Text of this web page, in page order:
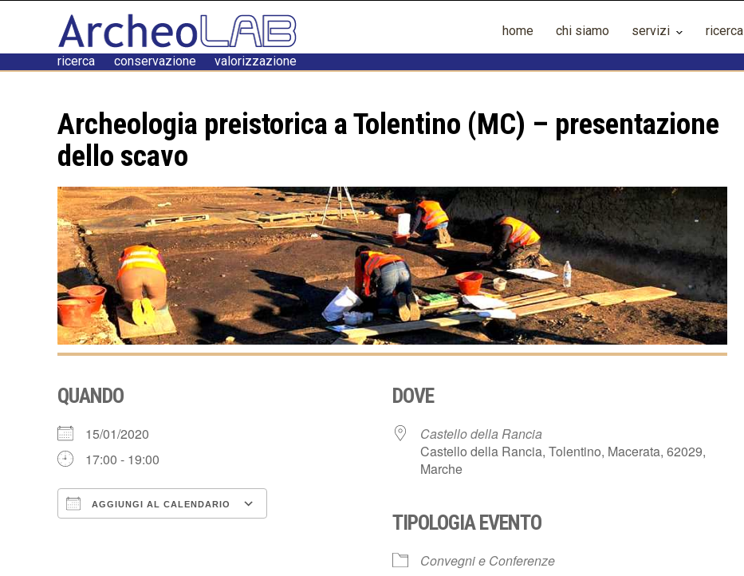
ricerca conservazione valorizzazione
home chi siamo servizi ricerca
Archeologia preistorica a Tolentino (MC) – presentazione
dello scavo
QUANDO
15/01/2020
17:00 - 19:00
AGGIUNGI AL CALENDARIO
iCalendar
DOVE
Castello della Rancia
Castello della Rancia, Tolentino, Macerata, 62029,
Marche
TIPOLOGIA EVENTO
Convegni e Conferenze